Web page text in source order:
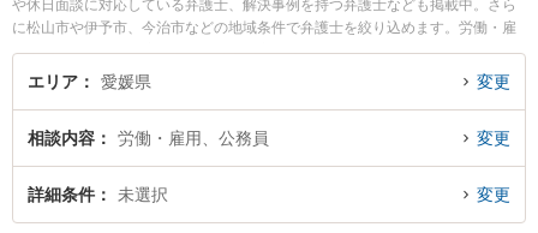
や休日面談に対応している弁護士、解決事例を持つ弁護士なども掲載中。さら
に松山市や伊予市、今治市などの地域条件で弁護士を絞り込めます。労働・雇
用に関係する不当解雇や退職勧奨、内定取消等の細かな分野での絞り込み検索
もでき便利です。特に弁護士法人龍鳳法律事務所の石山 龍鳳弁護士やふじわら
間に発生した公務員の労働問題のトラブルを今すぐに弁護士に相談したい』
『公務員の労働問題のトラブル解決の実績豊富な近くの弁護士を検索したい』
『初回相談無料で公務員の労働問題を法律相談できる愛媛県内の弁護士に相談
エリア 愛媛県 変更
相談内容 労働・雇用、公務員 変更
詳細条件 未選択 変更